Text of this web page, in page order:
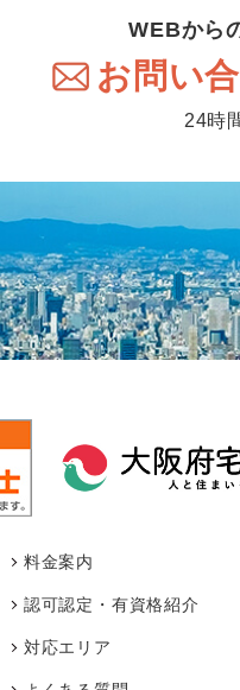
WEBから
お問い
24時
料金案内
認可認定・有資格紹介
対応エリア